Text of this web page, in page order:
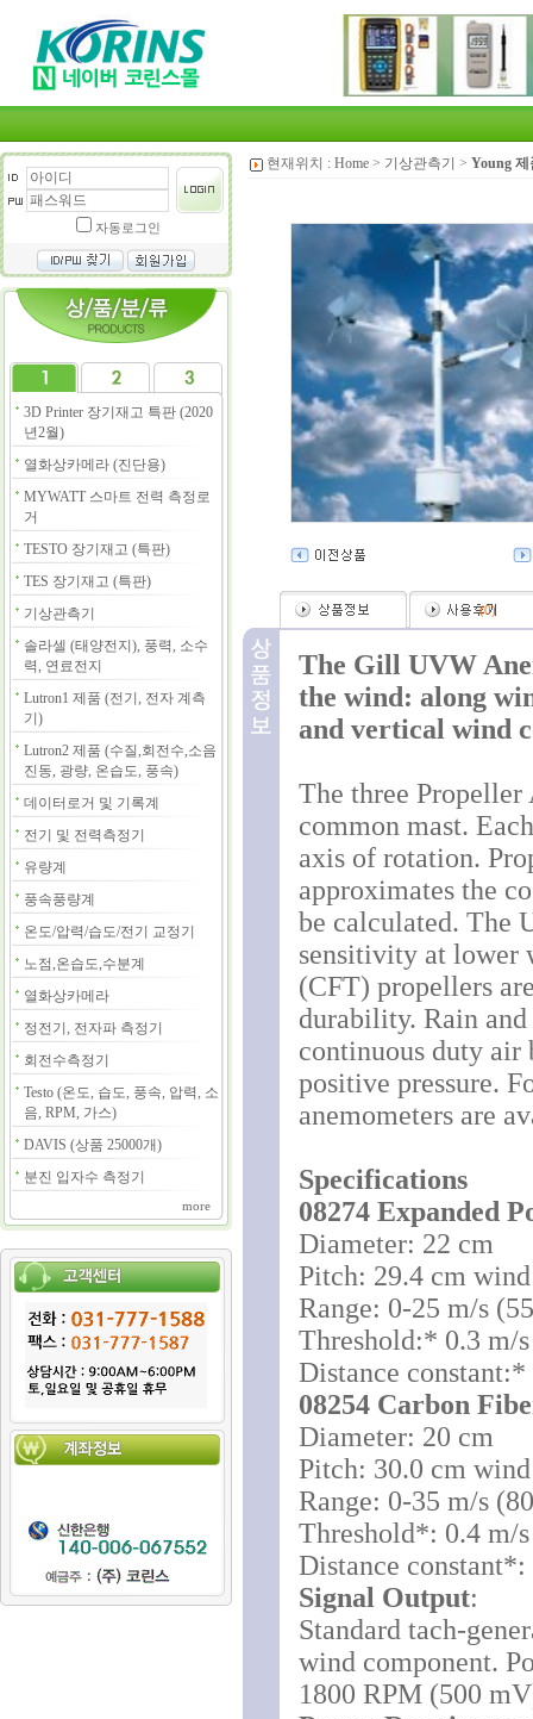
자동로그인
3D Printer 장기재고 특판 (2020
년2월)
열화상카메라 (진단용)
MYWATT 스마트 전력 측정로
거
TESTO 장기재고 (특판)
TES 장기재고 (특판)
기상관측기
솔라셀 (태양전지), 풍력, 소수
력, 연료전지
Lutron1 제품 (전기, 전자 계측
기)
Lutron2 제품 (수질,회전수,소음
진동, 광량, 온습도, 풍속)
데이터로거 및 기록계
전기 및 전력측정기
유량계
풍속풍량계
온도/압력/습도/전기 교정기
노점,온습도,수분계
열화상카메라
정전기, 전자파 측정기
회전수측정기
Testo (온도, 습도, 풍속, 압력, 소
음, RPM, 가스)
DAVIS (상품 25000개)
분진 입자수 측정기
more
현재위치 : Home > 기상관측기 > Young 제
(0)
The Gill UVW
the wind: along
and vertical wind
The three Propeller
common mast.
axis of rotation.
approximates the
be calculated. The
sensitivity at lower
(CFT) propellers
durability. Rain
continuous duty air
positive pressure.
anemometers are
Specifications
08274 Expanded
Diameter: 22 cm
Pitch: 29.4 cm
Range: 0-25 m/s
Threshold:* 0.3 m/
Distance
08254 Carbon
Diameter: 20 cm
Pitch: 30.0 cm
Range: 0-35 m/s
Threshold*: 0.4 m/
Distance
Signal Output:
Standard tach-
wind component.
1800 RPM (500